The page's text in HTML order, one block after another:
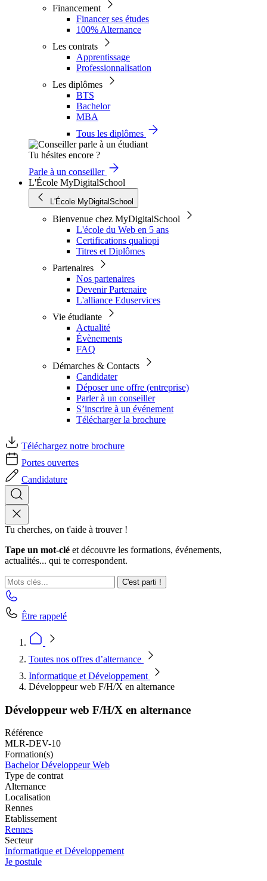
Financement
Financer ses études
100% Alternance
Les contrats
Apprentissage
Professionnalisation
Les diplômes
BTS
Bachelor
MBA
Tous les diplômes
Tu hésites encore ?
Parle à un conseiller
L'École MyDigitalSchool
L'École MyDigitalSchool
Bienvenue chez MyDigitalSchool
L'école du Web en 5 ans
Certifications qualiopi
Titres et Diplômes
Partenaires
Nos partenaires
Devenir Partenaire
L'alliance Eduservices
Vie étudiante
Actualité
Évènements
FAQ
Démarches & Contacts
Candidater
Déposer une offre (entreprise)
Parler à un conseiller
S’inscrire à un événement
Télécharger la brochure
Téléchargez notre brochure
Portes ouvertes
Candidature
Tu cherches, on t'aide à trouver !
Tape un mot-clé et découvre les formations, événements,
actualités... qui te correspondent.
C'est parti !
Être rappelé
Toutes nos offres d’alternance
Informatique et Développement
Développeur web F/H/X en alternance
Développeur web F/H/X en alternance
Référence
MLR-DEV-10
Formation(s)
Bachelor Développeur Web
Type de contrat
Alternance
Localisation
Rennes
Etablissement
Rennes
Secteur
Informatique et Développement
Je postule